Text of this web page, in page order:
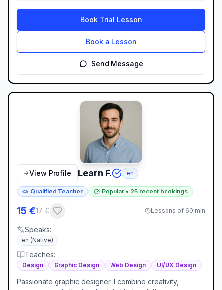
Book Trial Lesson
Book a Lesson
Send Message
View Profile Learn F. en
Qualified Teacher Popular • 25 recent bookings
15 €17€ Lessons of 60 min
Speaks:
en (Native)
Teaches:
Design Graphic Design Web Design UI/UX Design
Passionate graphic designer, I combine creativity,